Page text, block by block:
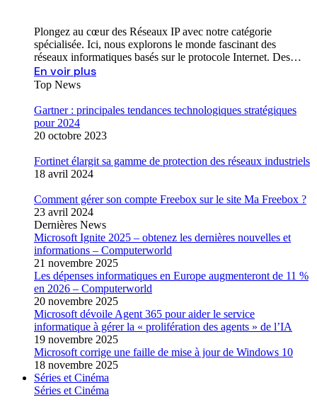
Plongez au cœur des Réseaux IP avec notre catégorie
spécialisée. Ici, nous explorons le monde fascinant des
réseaux informatiques basés sur le protocole Internet. Des…
En voir plus
Top News
Gartner : principales tendances technologiques stratégiques
pour 2024
20 octobre 2023
Fortinet élargit sa gamme de protection des réseaux industriels
18 avril 2024
Comment gérer son compte Freebox sur le site Ma Freebox ?
23 avril 2024
Dernières News
Microsoft Ignite 2025 – obtenez les dernières nouvelles et
informations – Computerworld
21 novembre 2025
Les dépenses informatiques en Europe augmenteront de 11 %
en 2026 – Computerworld
20 novembre 2025
Microsoft dévoile Agent 365 pour aider le service
informatique à gérer la « prolifération des agents » de l’IA
19 novembre 2025
Microsoft corrige une faille de mise à jour de Windows 10
18 novembre 2025
Séries et Cinéma
Séries et Cinéma